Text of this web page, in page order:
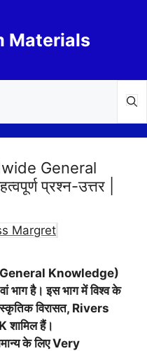
Materials
General
प्रश्न-उत्तर |
Margret
General Knowledge)
भाग है। इस भाग में विश्व के
विरासत, Rivers
शामिल हैं।
के लिए Very